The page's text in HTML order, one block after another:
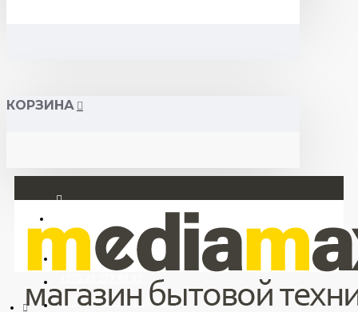
КОРЗИНА
Регистрация
+375 33 673 17 31 (МТС)